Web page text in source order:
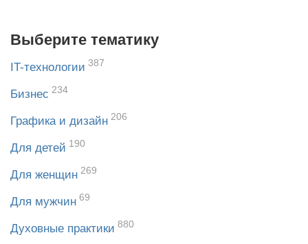
Выберите тематику
IT-технологии 387
Бизнес 234
Графика и дизайн 206
Для детей 190
Для женщин 269
Для мужчин 69
Духовные практики 880